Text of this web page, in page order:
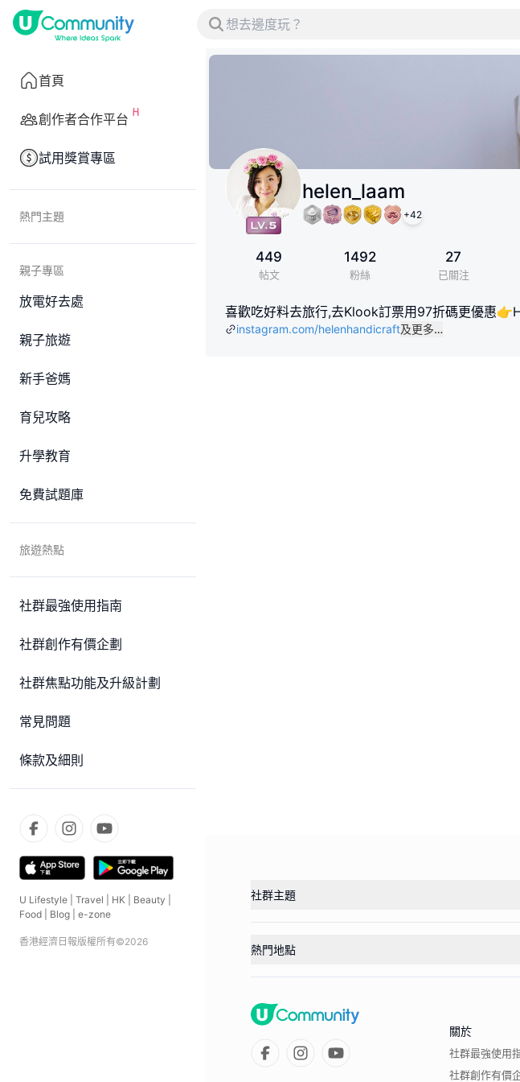
首頁
創作者合作平台
試用獎賞專區
熱門主題
親子專區
放電好去處
親子旅遊
新手爸媽
育兒攻略
升學教育
免費試題庫
旅遊熱點
社群最強使用指南
社群創作有價企劃
社群焦點功能及升級計劃
常見問題
條款及細則
U Lifestyle Travel HK Beauty
Food
Blog e-zone
香港經濟日報版權所有©2026
helen_laam
+42
449
帖文
1492
粉絲
27
已關注
喜歡吃好料去旅行,去Klook訂票用97折碼更優惠
instagram.com/helenhandicraft及更多…
社群主題
熱門地點
關於
社群最強使用
社群創作有價